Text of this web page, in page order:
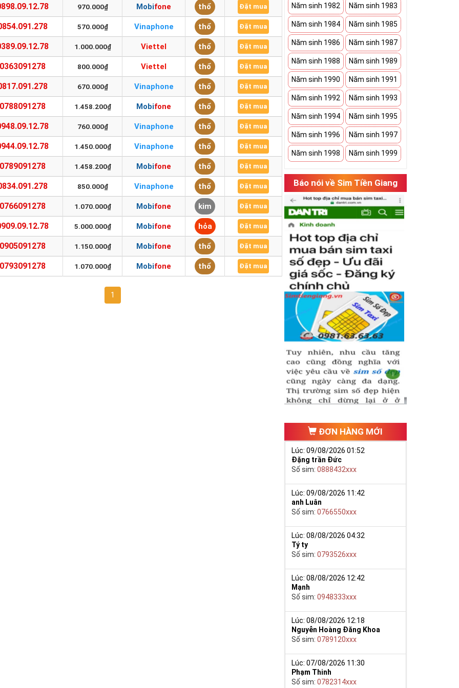
970.000₫ Mobifone thổ Đặt mua
570.000₫ Vinaphone thổ Đặt mua
1.000.000₫ Viettel thổ Đặt mua
800.000₫ Viettel thổ Đặt mua
670.000₫ Vinaphone thổ Đặt mua
1.458.200₫ Mobifone thổ Đặt mua
760.000₫ Vinaphone thổ Đặt mua
1.450.000₫ Vinaphone thổ Đặt mua
1.458.200₫ Mobifone thổ Đặt mua
850.000₫ Vinaphone thổ Đặt mua
1.070.000₫ Mobifone kim Đặt mua
5.000.000₫ Mobifone hỏa Đặt mua
1.150.000₫ Mobifone thổ Đặt mua
1.070.000₫ Mobifone thổ Đặt mua
1
Năm sinh 1982 Năm sinh 1983
Năm sinh 1984 Năm sinh 1985
Năm sinh 1986 Năm sinh 1987
Năm sinh 1988 Năm sinh 1989
Năm sinh 1990 Năm sinh 1991
Năm sinh 1992 Năm sinh 1993
Năm sinh 1994 Năm sinh 1995
Năm sinh 1996 Năm sinh 1997
Năm sinh 1998 Năm sinh 1999
Báo nói về Sim Tiền Giang
ĐƠN HÀNG MỚI
Lúc: 09/08/2026 01:52
Đặng trần Đức
Số sim:0888432xxx
Lúc: 09/08/2026 11:42
anh Luân
Số sim:0766550xxx
Lúc: 08/08/2026 04:32
Tý ty
Số sim:0793526xxx
Lúc: 08/08/2026 12:42
Mạnh
Số sim:0948333xxx
Lúc: 08/08/2026 12:18
Nguyễn Hoàng Đăng Khoa
Số sim:0789120xxx
Lúc: 07/08/2026 11:30
Phạm Thinh
Số sim:0782314xxx